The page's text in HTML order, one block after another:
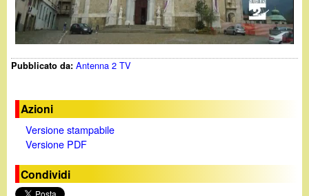
o
.
a
y
Pubblicato da:Antenna 2 TV
Azioni
Versione stampabile
Versione PDF
Condividi